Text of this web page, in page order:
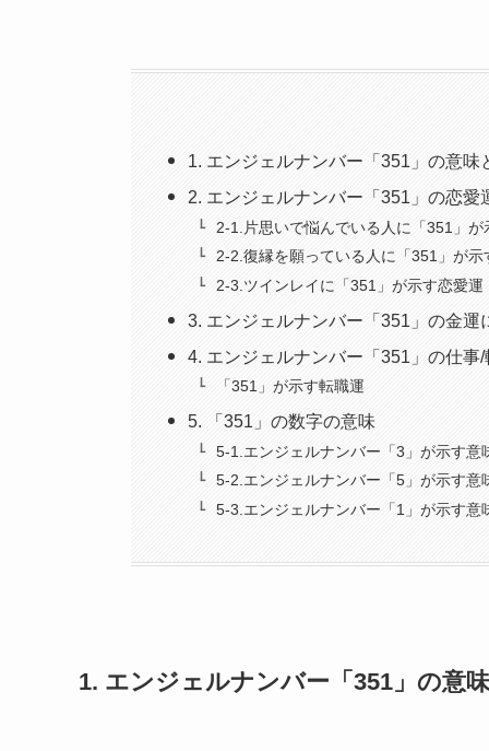
1. エンジェルナンバー「351」の意味
2. エンジェルナンバー「351」の恋愛
2-1.片思いで悩んでいる人に「351」が
2-2.復縁を願っている人に「351」が示
2-3.ツインレイに「351」が示す恋愛運
3. エンジェルナンバー「351」の金運
4. エンジェルナンバー「351」の仕事
「351」が示す転職運
5. 「351」の数字の意味
5-1.エンジェルナンバー「3」が示す意
5-2.エンジェルナンバー「5」が示す意
5-3.エンジェルナンバー「1」が示す意
1. エンジェルナンバー「351」の意